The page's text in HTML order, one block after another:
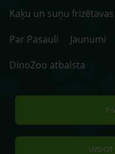
Kaķu un suņu frizētavas
Par Pasauli
Jaunumi
DinoZoo atbalsta
E-
UZDOT